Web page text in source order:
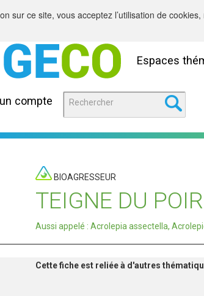
Espaces
un compte
BIOAGRESSEUR
TEIGNE DU
Aussi appelé : Acrolepia assectella,
Cette fiche est reliée à d'autres
sur ce site, vous acceptez l’utilisation de